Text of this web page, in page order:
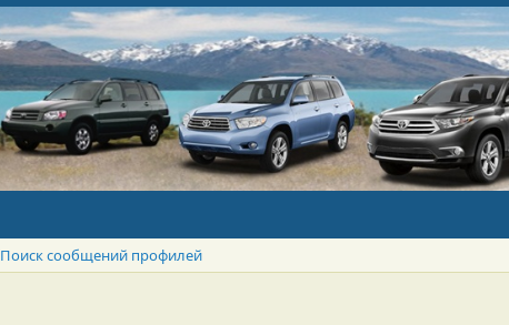
Поиск сообщений профилей